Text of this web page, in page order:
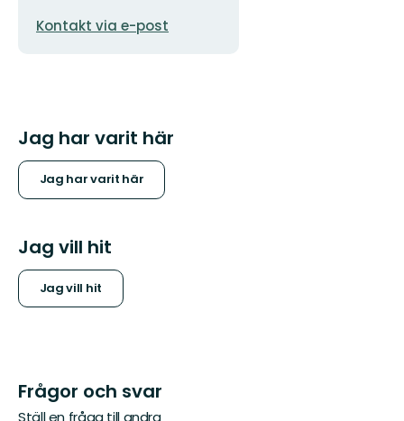
postadress
Kontakt via e-post
Jag har varit här
Jag har varit här
Jag vill hit
Jag vill hit
Frågor och svar
Ställ en fråga till andra